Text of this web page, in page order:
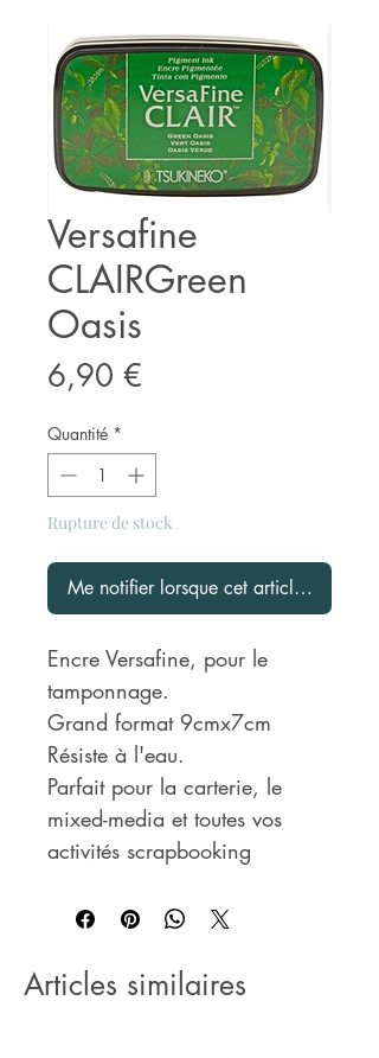
Versafine
CLAIRGreen
Oasis
6,90 €
Quantité *
Rupture de stock
Me notifier lorsque cet article est
Encre Versafine, pour le
tamponnage.
Grand format 9cmx7cm
Résiste à l'eau.
Parfait pour la carterie, le
mixed-media et toutes vos
activités scrapbooking
Articles similaires